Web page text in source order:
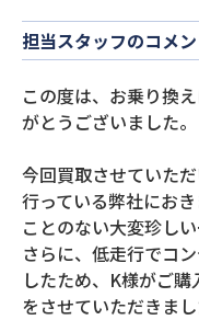
担当スタッフのコメ
この度は、お乗り換
がとうございました。
今回買取させていた
行っている弊社にお
ことのない大変珍しい
さらに、低走行でコ
したため、K様がご
をさせていただきまし